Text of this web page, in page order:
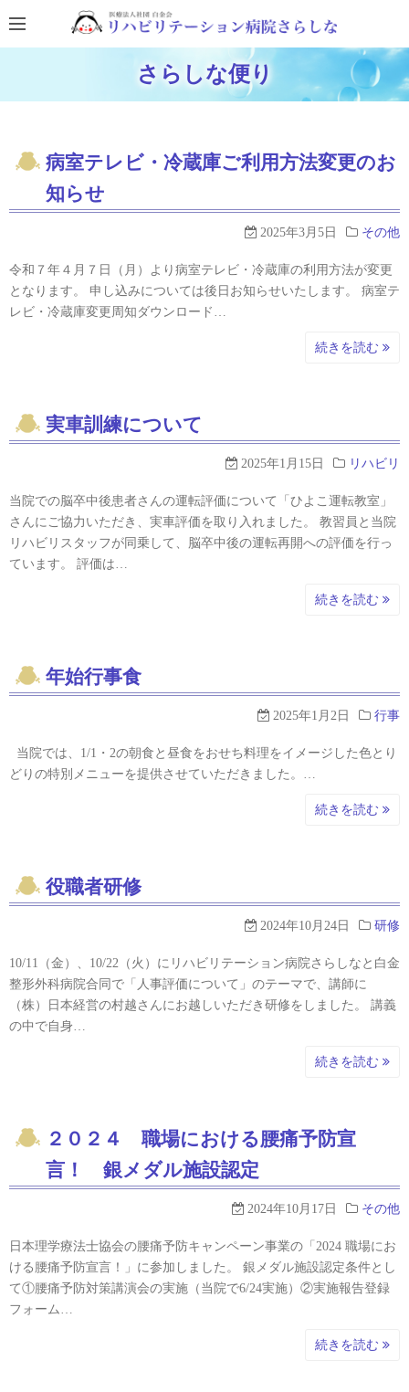
ン
ツ
ホームページに戻る
ブログTOPに戻る
さらしな便り
病室テレビ・冷蔵庫ご利用方法変更のお
知らせ
2025年3月5日 その他
令和７年４月７日（月）より病室テレビ・冷蔵庫の利用方法が変更
となります。 申し込みについては後日お知らせいたします。 病室テ
レビ・冷蔵庫変更周知ダウンロード…
続きを読む
実車訓練について
2025年1月15日 リハビリ
当院での脳卒中後患者さんの運転評価について「ひよこ運転教室」
さんにご協力いただき、実車評価を取り入れました。 教習員と当院
リハビリスタッフが同乗して、脳卒中後の運転再開への評価を行っ
ています。 評価は…
続きを読む
年始行事食
2025年1月2日 行事
当院では、1/1・2の朝食と昼食をおせち料理をイメージした色とり
どりの特別メニューを提供させていただきました。…
続きを読む
役職者研修
2024年10月24日 研修
10/11（金）、10/22（火）にリハビリテーション病院さらしなと白金
整形外科病院合同で「人事評価について」のテーマで、講師に
（株）日本経営の村越さんにお越しいただき研修をしました。 講義
の中で自身…
続きを読む
２０２４ 職場における腰痛予防宣
言！ 銀メダル施設認定
2024年10月17日 その他
日本理学療法士協会の腰痛予防キャンペーン事業の「2024 職場にお
ける腰痛予防宣言！」に参加しました。 銀メダル施設認定条件とし
て①腰痛予防対策講演会の実施（当院で6/24実施）②実施報告登録
フォーム…
続きを読む